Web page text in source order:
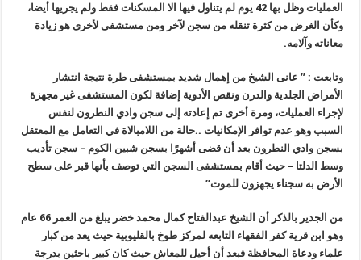
العمليات وظل بها 42 يوم لم يتناول فيها الا المسكنات فقط ولم يجريها أيضا،
وكأن الغرض من كثرة تنقله من سجن لآخر ومن مستشفى لأخرى هو زيادة
معاناته وآلامه.
وتابعت : ” عانى الشيخ من إهمال شديد بمستشفى طرة نتيجة انتشار
الأمراض الجلدية والدرن ونقص الأدوية إضافة لكون المستشفى غير مجهزة
لإجراء العمليات، ومرة أخرى تم إعادته إلى سجن وادي النطرون لنفس
السبب وهو عدم توافر الإمكانيات ..حالة من اللامبالاة في التعامل مع المعتقل
بسجن وادي النطرون بعد أن قضى أشهرًا بسجن شبين الكوم – سجن تأديب
وسط الدلتا – حيث أقام بمستشفى السجن التي توصف بأنها قبر على سطح
الأرض به سجناء يجهزون للموت”
من الجدير بالذكر أن الشيخ عبدالفتاح كمال محمد خضر يبلغ من العمر 66 عام
وهو ابن قرية كفر الفقهاء التابعه لمركز طوخ بالقليوبية حيث يعد من كبار
علماء ودعاة المحافظة فبعد أن أحيل للمعاش حيث كان كبير باحثين بدرجة